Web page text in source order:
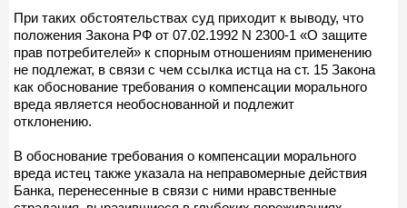
При таких обстоятельствах суд приходит к выводу, что
положения Закона РФ от 07.02.1992 N 2300-1 «О защите
прав потребителей» к спорным отношениям применению
не подлежат, в связи с чем ссылка истца на ст. 15 Закона
как обоснование требования о компенсации морального
вреда является необоснованной и подлежит
отклонению.
В обоснование требования о компенсации морального
вреда истец также указала на неправомерные действия
Банка, перенесенные в связи с ними нравственные